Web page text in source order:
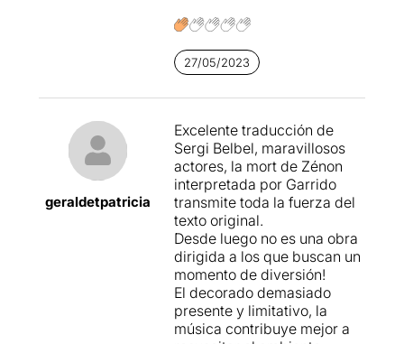
27/05/2023
geraldetpatricia
Excelente traducción de
Sergi Belbel, maravillosos
actores, la mort de Zénon
interpretada por Garrido
transmite toda la fuerza del
texto original.
Desde luego no es una obra
dirigida a los que buscan un
momento de diversión!
El decorado demasiado
presente y limitativo, la
música contribuye mejor a